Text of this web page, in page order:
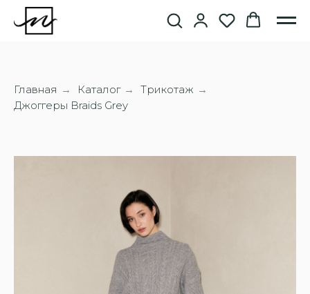
Главная → Каталог → Трикотаж →
Джоггеры Braids Grey